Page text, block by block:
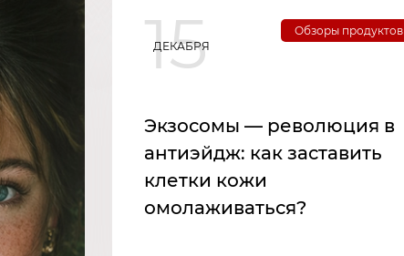
15
ДЕКАБРЯ
Обзоры продуктов
Экзосомы — революция в
антиэйдж: как заставить
клетки кожи
омолаживаться?